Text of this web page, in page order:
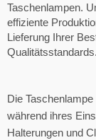
Taschenlampen.
effiziente
Lieferung Ihrer
Qualitätsstandards.
Die
während ihres
Halterungen und